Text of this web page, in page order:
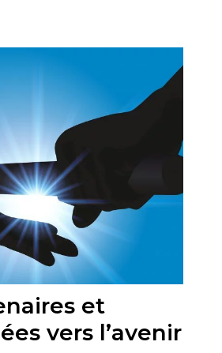
et
vers l’avenir